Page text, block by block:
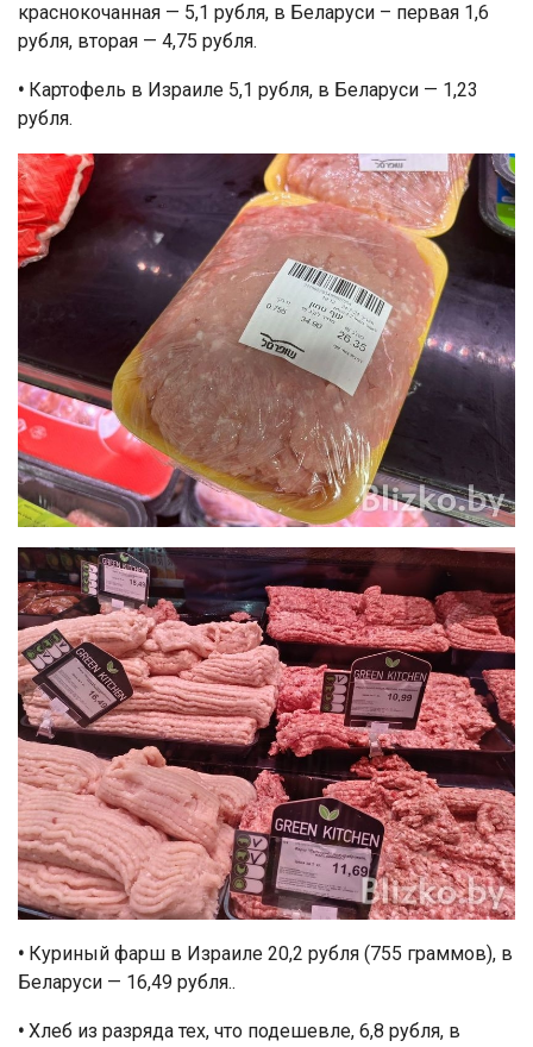
краснокочанная — 5,1 рубля, в Беларуси – первая 1,6
рубля, вторая — 4,75 рубля.
• Картофель в Израиле 5,1 рубля, в Беларуси — 1,23
рубля.
• Куриный фарш в Израиле 20,2 рубля (755 граммов), в
Беларуси — 16,49 рубля..
• Хлеб из разряда тех, что подешевле, 6,8 рубля, в